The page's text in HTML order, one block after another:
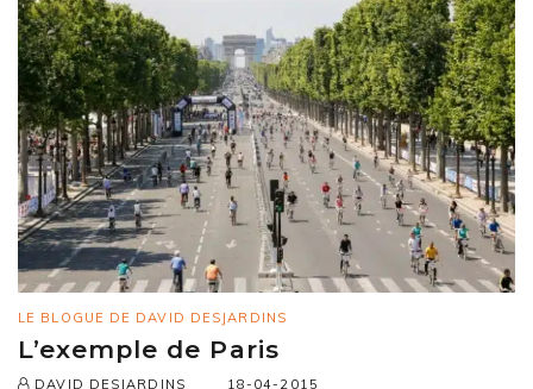
LE BLOGUE DE DAVID DESJARDINS
L’exemple de Paris
DAVID DESJARDINS 18-04-2015